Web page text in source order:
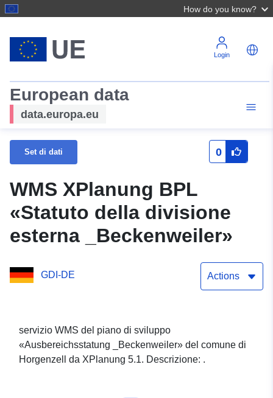
How do you know?
Login
European data
data.europa.eu
Set di dati 0
WMS XPlanung BPL
«Statuto della divisione
esterna _Beckenweiler»
GDI-DE Actions
servizio WMS del piano di sviluppo
«Ausbereichsstatung _Beckenweiler» del comune di
Horgenzell da XPlanung 5.1. Descrizione: .